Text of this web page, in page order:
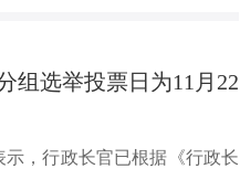
组选举投票日为11月22
，行政长官已根据《行政长